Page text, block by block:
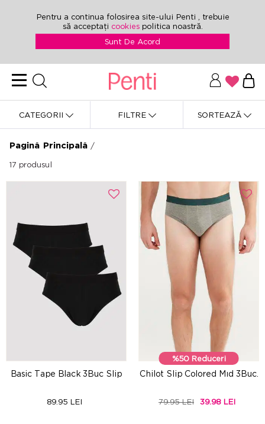
Pentru a continua folosirea site-ului Penti , trebuie
să acceptați cookies politica noastră.
Sunt De Acord
CATEGORII FILTRE SORTEAZĂ
Pagină Principală /
17 produsul
Basic Tape Black 3Buc Slip
89.95 LEI
%50 Reduceri
Chilot Slip Colored Mıd 3Buc.
79.95 LEI 39.98 LEI